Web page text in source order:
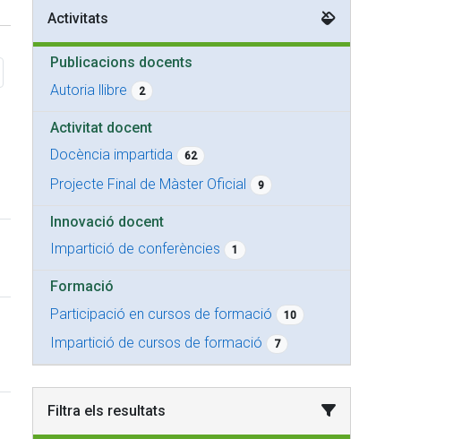
Activitats
Publicacions docents
Autoria llibre
2
Activitat docent
Docència impartida
62
Projecte Final de Màster Oficial 9
Innovació docent
Impartició de conferències
1
Formació
Participació en cursos de formació
10
Impartició de cursos de formació 7
Filtra els resultats